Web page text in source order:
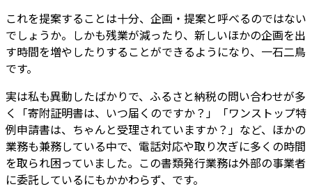
これを提案することは十分、企画・提案と呼べるのではない
でしょうか。しかも残業が減ったり、新しいほかの企画を出
す時間を増やしたりすることができるようになり、一石二鳥
です。
実は私も異動したばかりで、ふるさと納税の問い合わせが多
く「寄附証明書は、いつ届くのですか？」「ワンストップ特
例申請書は、ちゃんと受理されていますか？」など、ほかの
業務も兼務している中で、電話対応や取り次ぎに多くの時間
を取られ困っていました。この書類発行業務は外部の事業者
に委託しているにもかかわらず、です。